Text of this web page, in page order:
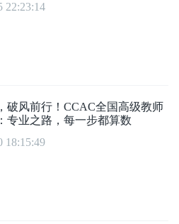
22:23:14
破风前行！CCAC全国高级教师
专业之路，每一步都算数
18:15:49